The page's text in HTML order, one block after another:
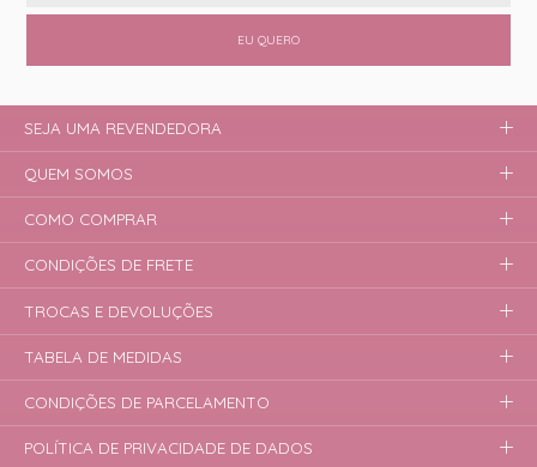
EU QUERO
SEJA UMA REVENDEDORA
QUEM SOMOS
COMO COMPRAR
CONDIÇÕES DE FRETE
TROCAS E DEVOLUÇÕES
TABELA DE MEDIDAS
CONDIÇÕES DE PARCELAMENTO
POLÍTICA DE PRIVACIDADE DE DADOS